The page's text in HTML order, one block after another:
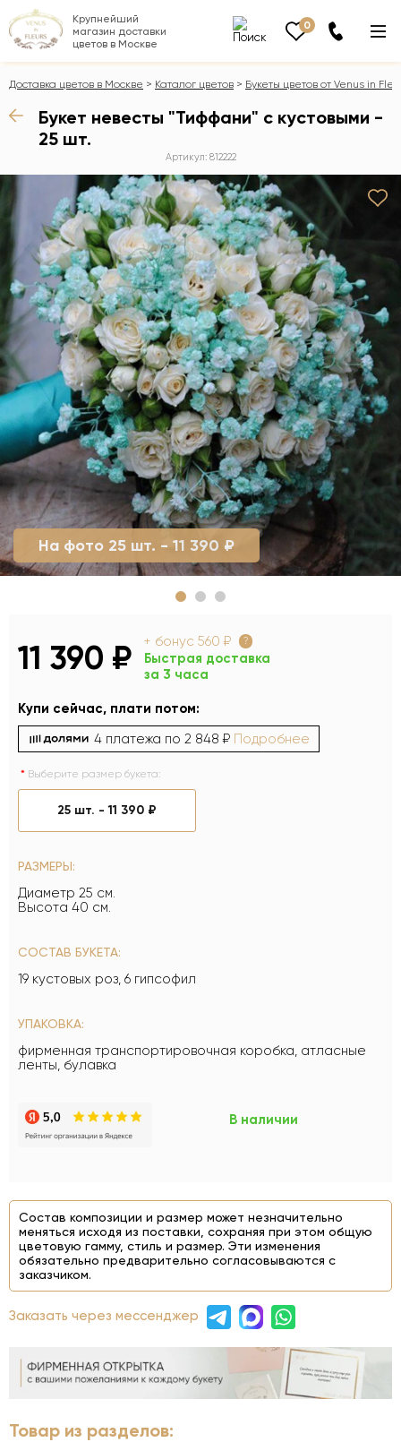
Крупнейший
магазин доставки
цветов в Москве
0
Доставка цветов в Москве Каталог цветов Букеты цветов от Venus in
Букет невесты "Тиффани" с кустовыми -
25 шт.
Артикул: 812222
На фото 25 шт. - 11 390 ₽
11 390 ₽ + бонус 560 ₽ ?
Быстрая доставка
за 3 часа
Купи сейчас, плати потом:
4 платежа по 2 848 ₽ Подробнее
Выберите размер букета:
25 шт. -11 390 ₽
РАЗМЕРЫ:
Диаметр 25 см.
Высота 40 см.
СОСТАВ БУКЕТА:
19 кустовых роз, 6 гипсофил
УПАКОВКА:
фирменная транспортировочная коробка, атласные
ленты, булавка
В наличии
Состав композиции и размер может незначительно
меняться исходя из поставки, сохраняя при этом общую
цветовую гамму, стиль и размер. Эти изменения
обязательно предварительно согласовываются с
заказчиком.
Заказать через мессенджер
Товар из разделов: